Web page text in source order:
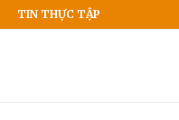
TIN THỰC TẬP